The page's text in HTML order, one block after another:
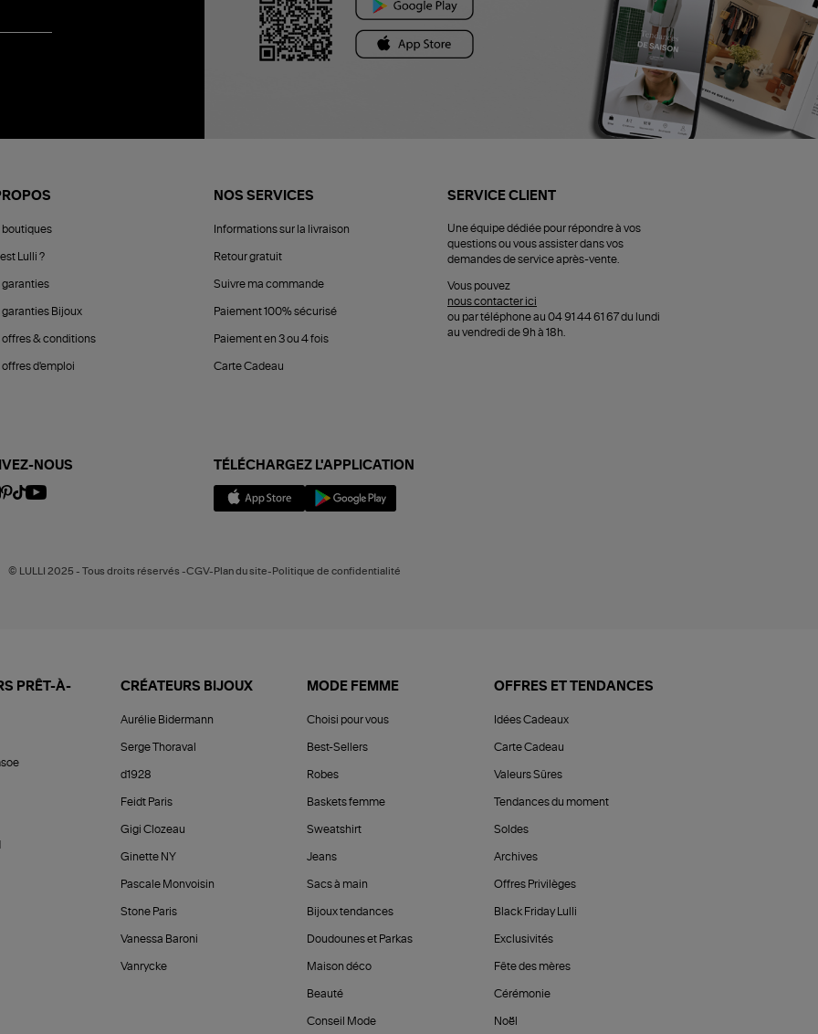
boutiques
Lulli ?
garanties
garanties Bijoux
offres & conditions
offres d'emploi
NOS SERVICES
Informations sur la livraison
Retour gratuit
Suivre ma commande
Paiement 100% sécurisé
Paiement en 3 ou 4 fois
Carte Cadeau
SERVICE CLIENT
Une équipe dédiée pour répondre à vos
questions ou vous assister dans vos
demandes de service après-vente.
Vous pouvez
nous contacter ici
ou par téléphone au 04 91 44 61 67 du lundi
au vendredi de 9h à 18h.
NOUS TÉLÉCHARGEZ L'APPLICATION
© LULLI 2025 - Tous droits réservés -CGV-Plan du site-Politique de confidentialité
PRÊT-À-
CRÉATEURS BIJOUX
Aurélie Bidermann
Serge Thoraval
d1928
Feidt Paris
Gigi Clozeau
Ginette NY
Pascale Monvoisin
Stone Paris
Vanessa Baroni
Vanrycke
MODE FEMME
Choisi pour vous
Best-Sellers
Robes
Baskets femme
Sweatshirt
Jeans
Sacs à main
Bijoux tendances
Doudounes et Parkas
Maison déco
Beauté
Conseil Mode
OFFRES ET TENDANCES
Idées Cadeaux
Carte Cadeau
Valeurs Sûres
Tendances du moment
Soldes
Archives
Offres Privilèges
Black Friday Lulli
Exclusivités
Fête des mères
Cérémonie
Noël